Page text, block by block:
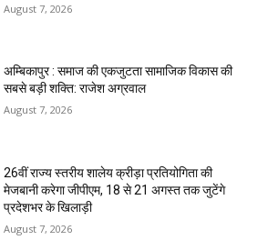
August 7, 2026
अम्बिकापुर : समाज की एकजुटता सामाजिक विकास की
सबसे बड़ी शक्ति: राजेश अग्रवाल
August 7, 2026
26वीं राज्य स्तरीय शालेय क्रीड़ा प्रतियोगिता की
मेजबानी करेगा जीपीएम, 18 से 21 अगस्त तक जुटेंगे
प्रदेशभर के खिलाड़ी
August 7, 2026